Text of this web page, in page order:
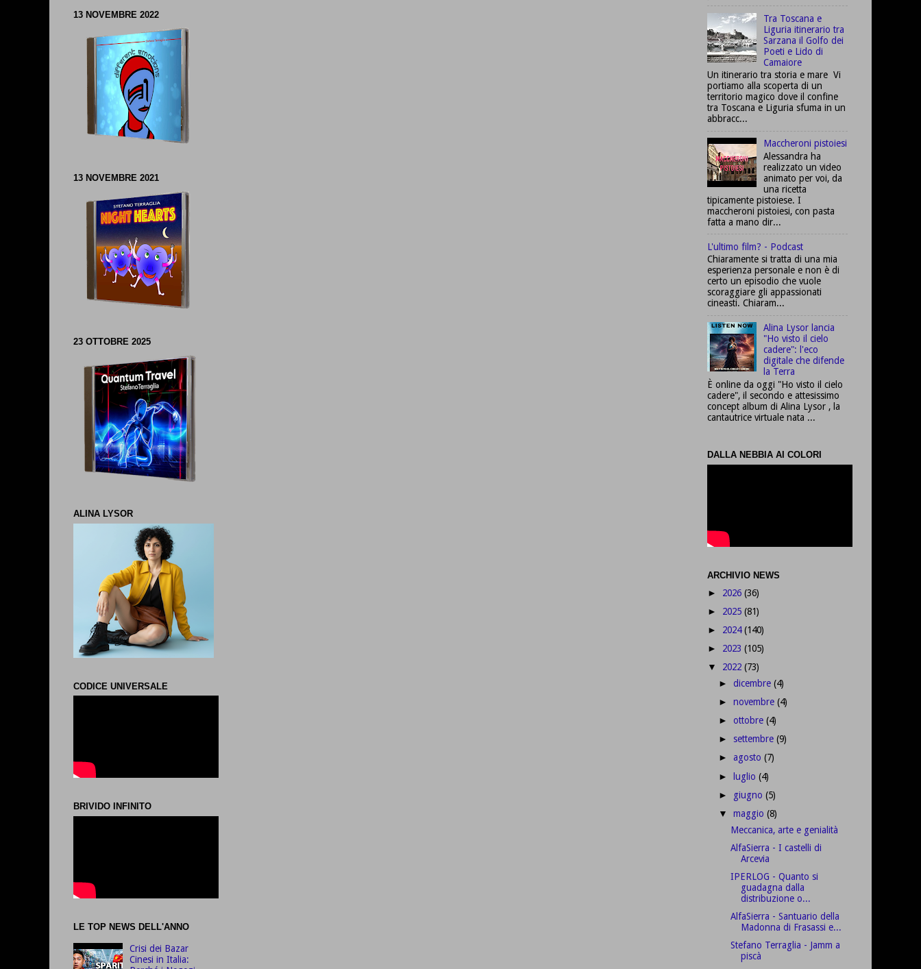
13 NOVEMBRE 2022
13 NOVEMBRE 2021
23 OTTOBRE 2025
ALINA LYSOR
CODICE UNIVERSALE
BRIVIDO INFINITO
LE TOP NEWS DELL'ANNO
Crisi dei Bazar
Cinesi in Italia:
Tra Toscana e
Liguria itinerario tra
Sarzana il Golfo dei
Poeti e Lido di
Camaiore
Un itinerario tra storia e mare Vi
portiamo alla scoperta di un
territorio magico dove il confine
tra Toscana e Liguria sfuma in un
abbracc...
Maccheroni pistoiesi
Alessandra ha
realizzato un video
animato per voi, da
una ricetta
tipicamente pistoiese. I
maccheroni pistoiesi, con pasta
fatta a mano dir...
L'ultimo film? - Podcast
Chiaramente si tratta di una mia
esperienza personale e non è di
certo un episodio che vuole
scoraggiare gli appassionati
cineasti. Chiaram...
Alina Lysor lancia
"Ho visto il cielo
cadere": l'eco
digitale che difende
la Terra
È online da oggi "Ho visto il cielo
cadere", il secondo e attesissimo
concept album di Alina Lysor , la
cantautrice virtuale nata ...
DALLA NEBBIA AI COLORI
ARCHIVIO NEWS
► 2026 (36)
► 2025 (81)
► 2024(140)
► 2023 (105)
▼ 2022 (73)
►dicembre(4)
►novembre(4)
►ottobre(4)
► settembre(9)
►agosto(7)
► luglio(4)
► giugno(5)
▼maggio(8)
Meccanica, arte e genialità
AlfaSierra - I castelli di
Arcevia
IPERLOG - Quanto si
guadagna dalla
distribuzione o...
AlfaSierra - Santuario della
Madonna di Frasassi e...
Stefano Terraglia - Jamm a
piscà